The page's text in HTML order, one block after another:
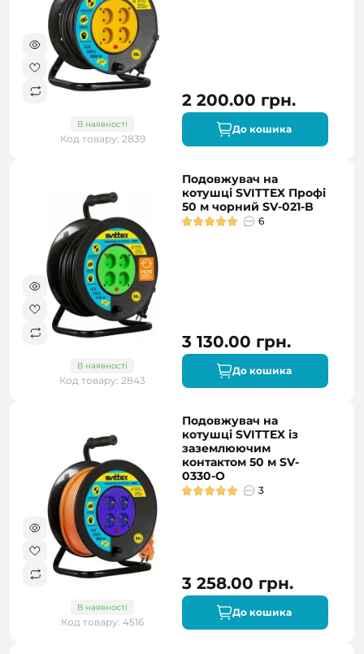
В наявності
Код товару: 2839
2 200.00 грн.
До кошика
В наявності
Код товару: 2843
Подовжувач на
котушці SVITTEX Профі
50 м чорний SV-021-B
6
3 130.00 грн.
До кошика
В наявності
Код товару: 4516
Подовжувач на
котушці SVITTEX із
заземлюючим
контактом 50 м SV-
0330-O
3
3 258.00 грн.
До кошика